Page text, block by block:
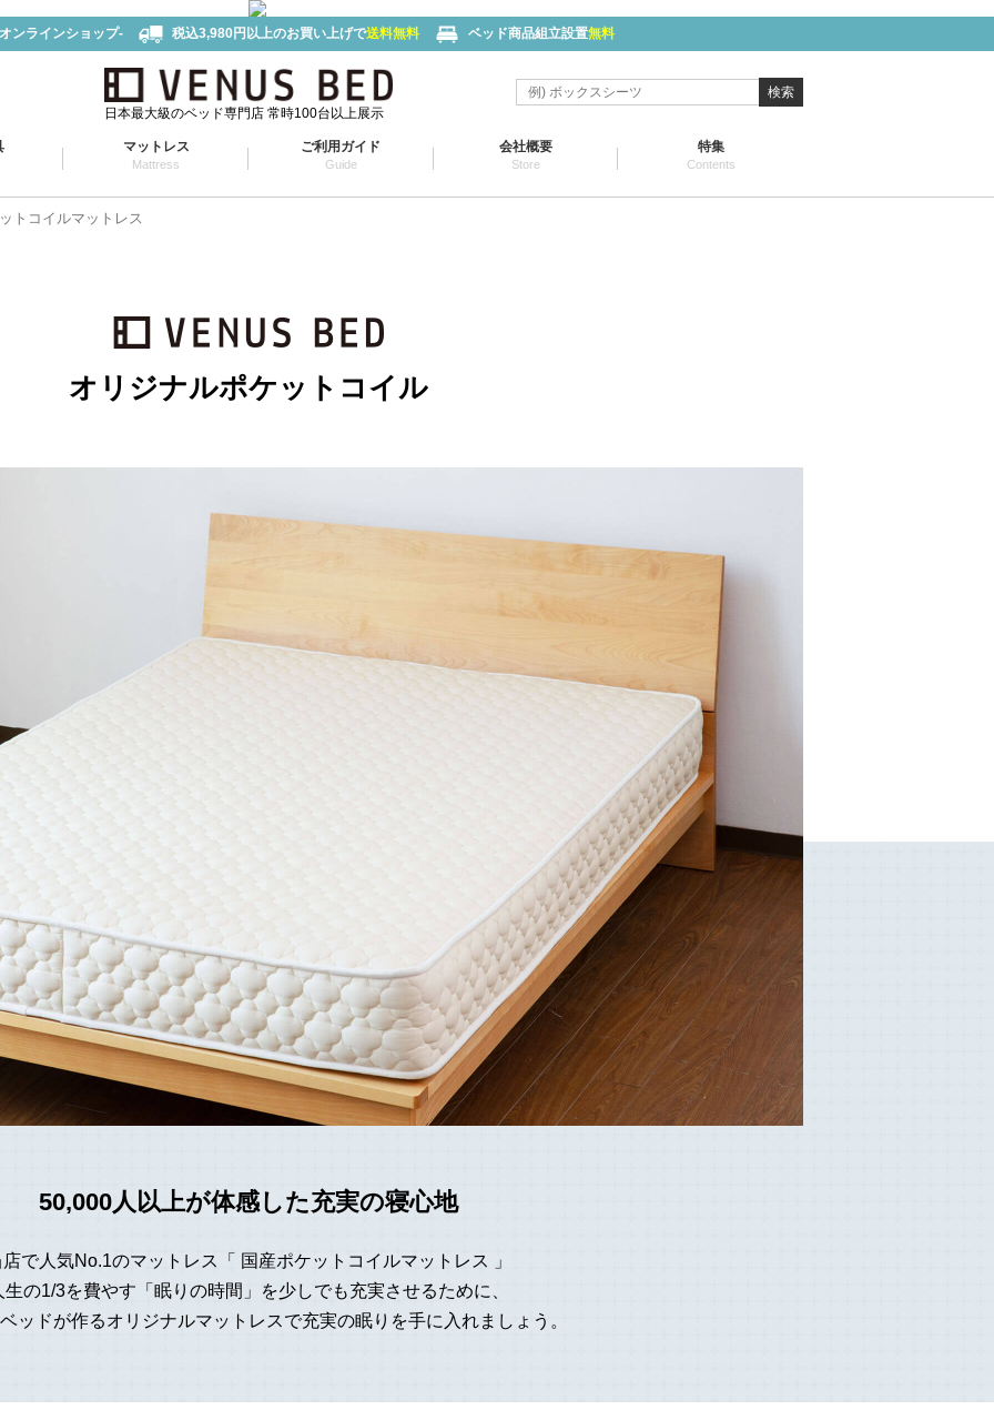
ンラインショップ- 税込3,980円以上のお買い上げで送料無料 ベッド商品組立設置無料
日本最大級のベッド専門店 常時100台以上展示
検索
マットレス
Mattress
ご利用ガイド
Guide
会社概要
Store
特集
Contents
トコイルマットレス
オリジナルポケットコイル
50,000人以上が体感した充実の寝心地
で人気No.1のマットレス「 国産ポケットコイルマットレス 」
生の1/3を費やす「眠りの時間」を少しでも充実させるために、
ッドが作るオリジナルマットレスで充実の眠りを手に入れましょう。